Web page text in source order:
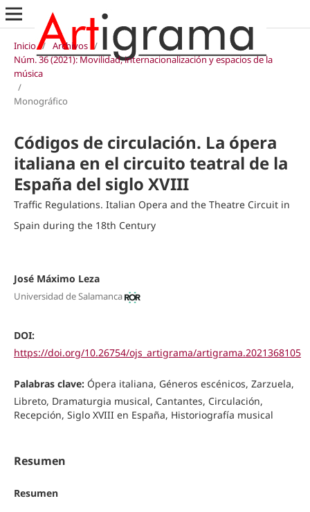
Inicio / Archivos /
Núm. 36 (2021): Movilidad, internacionalización y espacios de la
música
/
Monográfico
Códigos de circulación. La ópera
italiana en el circuito teatral de la
España del siglo XVIII
Traffic Regulations. Italian Opera and the Theatre Circuit in
Spain during the 18th Century
José Máximo Leza
Universidad de Salamanca
DOI:
https://doi.org/10.26754/ojs_artigrama/artigrama.2021368105
Palabras clave: Ópera italiana, Géneros escénicos, Zarzuela,
Libreto, Dramaturgia musical, Cantantes, Circulación,
Recepción, Siglo XVIII en España, Historiografía musical
Resumen
Resumen